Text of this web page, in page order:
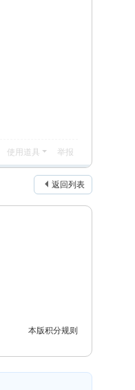
使用道具 举报
返回列表
本版积分规则